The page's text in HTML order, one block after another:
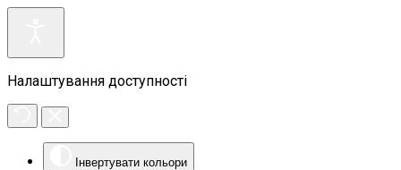
Налаштування доступності
Інвертувати кольори